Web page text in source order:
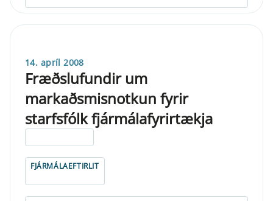
14. apríl 2008
Fræðslufundir um
markaðsmisnotkun fyrir
starfsfólk fjármálafyrirtækja
FJÁRMÁLAEFTIRLIT